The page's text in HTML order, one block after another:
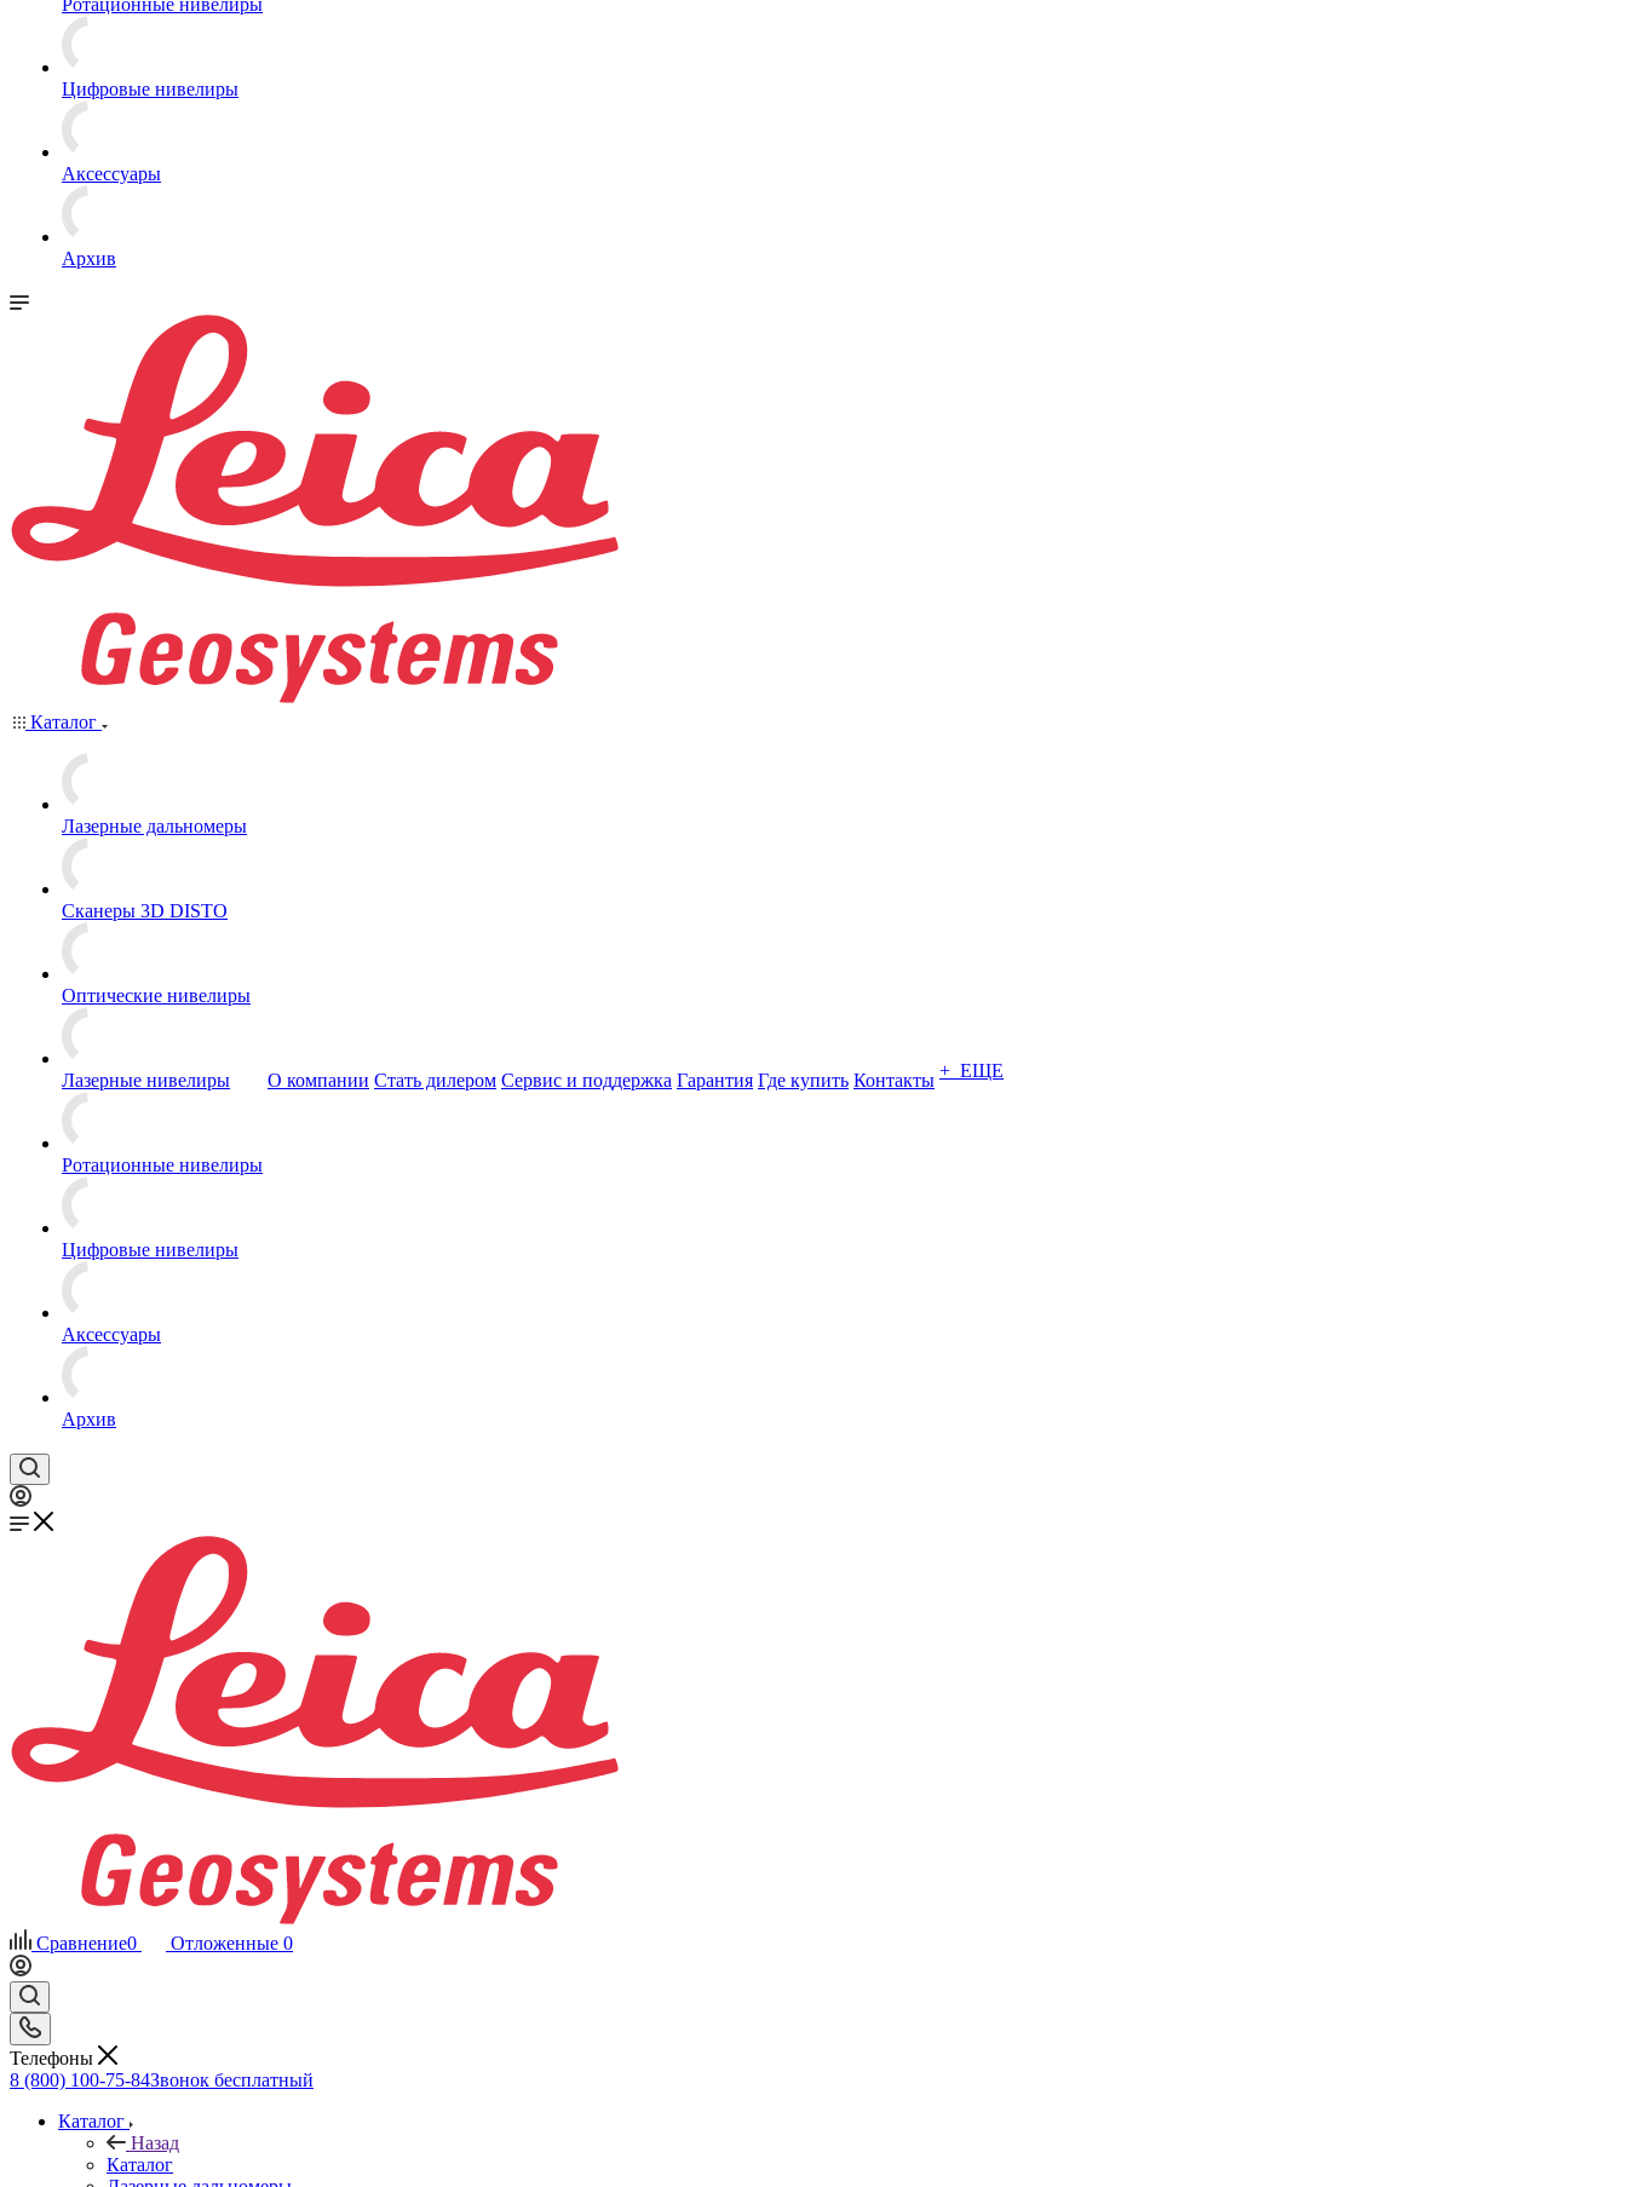
Цифровые нивелиры
Аксессуары
Архив
Каталог
Лазерные дальномеры
Сканеры 3D DISTO
Оптические нивелиры
Лазерные нивелиры
Ротационные нивелиры
Цифровые нивелиры
Аксессуары
Архив
О компании Стать дилером Сервис и поддержка Гарантия Где купить Контакты + ЕЩЕ
Сравнение0 Отложенные 0
Телефоны
8 (800) 100-75-84Звонок бесплатный
Каталог
Назад
Каталог